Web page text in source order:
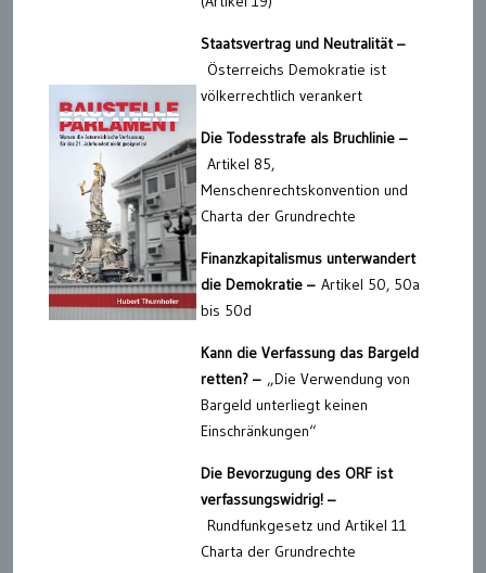
Staatsvertrag und Neutralität –
Österreichs Demokratie ist
völkerrechtlich verankert
Die Todesstrafe als Bruchlinie –
Artikel 85,
Menschenrechtskonvention und
Charta der Grundrechte
Finanzkapitalismus unterwandert
die Demokratie – Artikel 50, 50a
bis 50d
Kann die Verfassung das Bargeld
retten? – „Die Verwendung von
Bargeld unterliegt keinen
Einschränkungen“
Die Bevorzugung des ORF ist
verfassungswidrig! –
Rundfunkgesetz und Artikel 11
Charta der Grundrechte